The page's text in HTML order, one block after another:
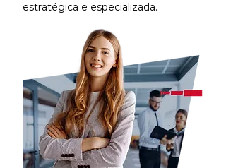
estratégica e especializada.